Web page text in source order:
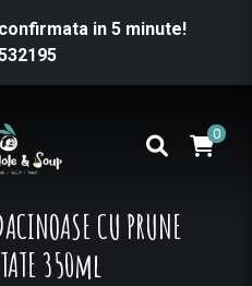
in 5 minute!
0
CU PRUNE
350ml